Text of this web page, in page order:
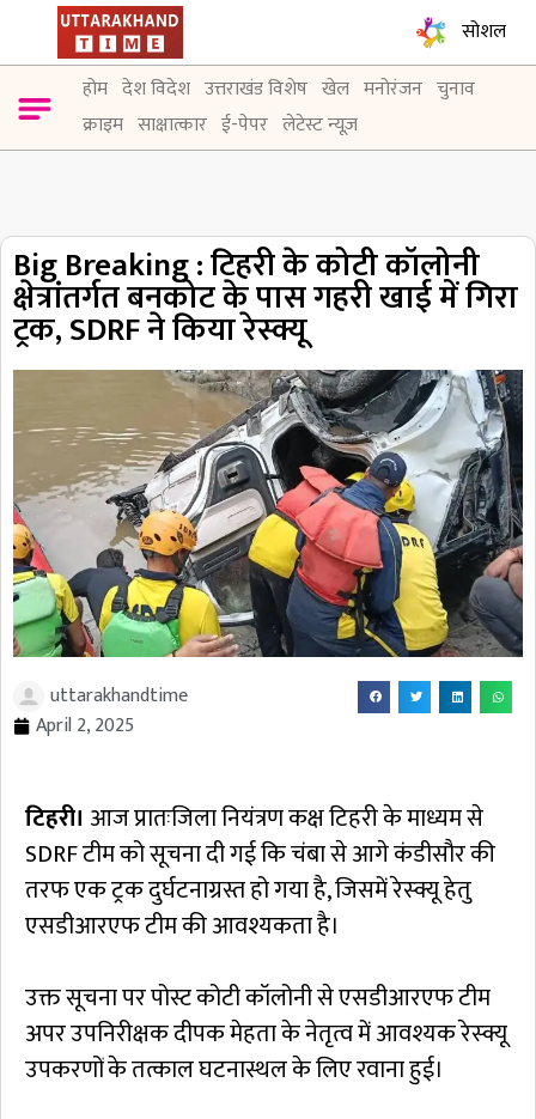
सोशल
होम देश विदेश उत्तराखंड विशेष खेल मनोरंजन चुनाव
क्राइम साक्षात्कार ई-पेपर लेटेस्ट न्यूज़
Big Breaking : टिहरी के कोटी कॉलोनी
क्षेत्रांतर्गत बनकोट के पास गहरी खाई में गिरा
ट्रक, SDRF ने किया रेस्क्यू
uttarakhandtime
April 2, 2025
टिहरी। आज प्रातःजिला नियंत्रण कक्ष टिहरी के माध्यम से
SDRF टीम को सूचना दी गई कि चंबा से आगे कंडीसौर की
तरफ एक ट्रक दुर्घटनाग्रस्त हो गया है, जिसमें रेस्क्यू हेतु
एसडीआरएफ टीम की आवश्यकता है।
उक्त सूचना पर पोस्ट कोटी कॉलोनी से एसडीआरएफ टीम
अपर उपनिरीक्षक दीपक मेहता के नेतृत्व में आवश्यक रेस्क्यू
उपकरणों के तत्काल घटनास्थल के लिए रवाना हुई।